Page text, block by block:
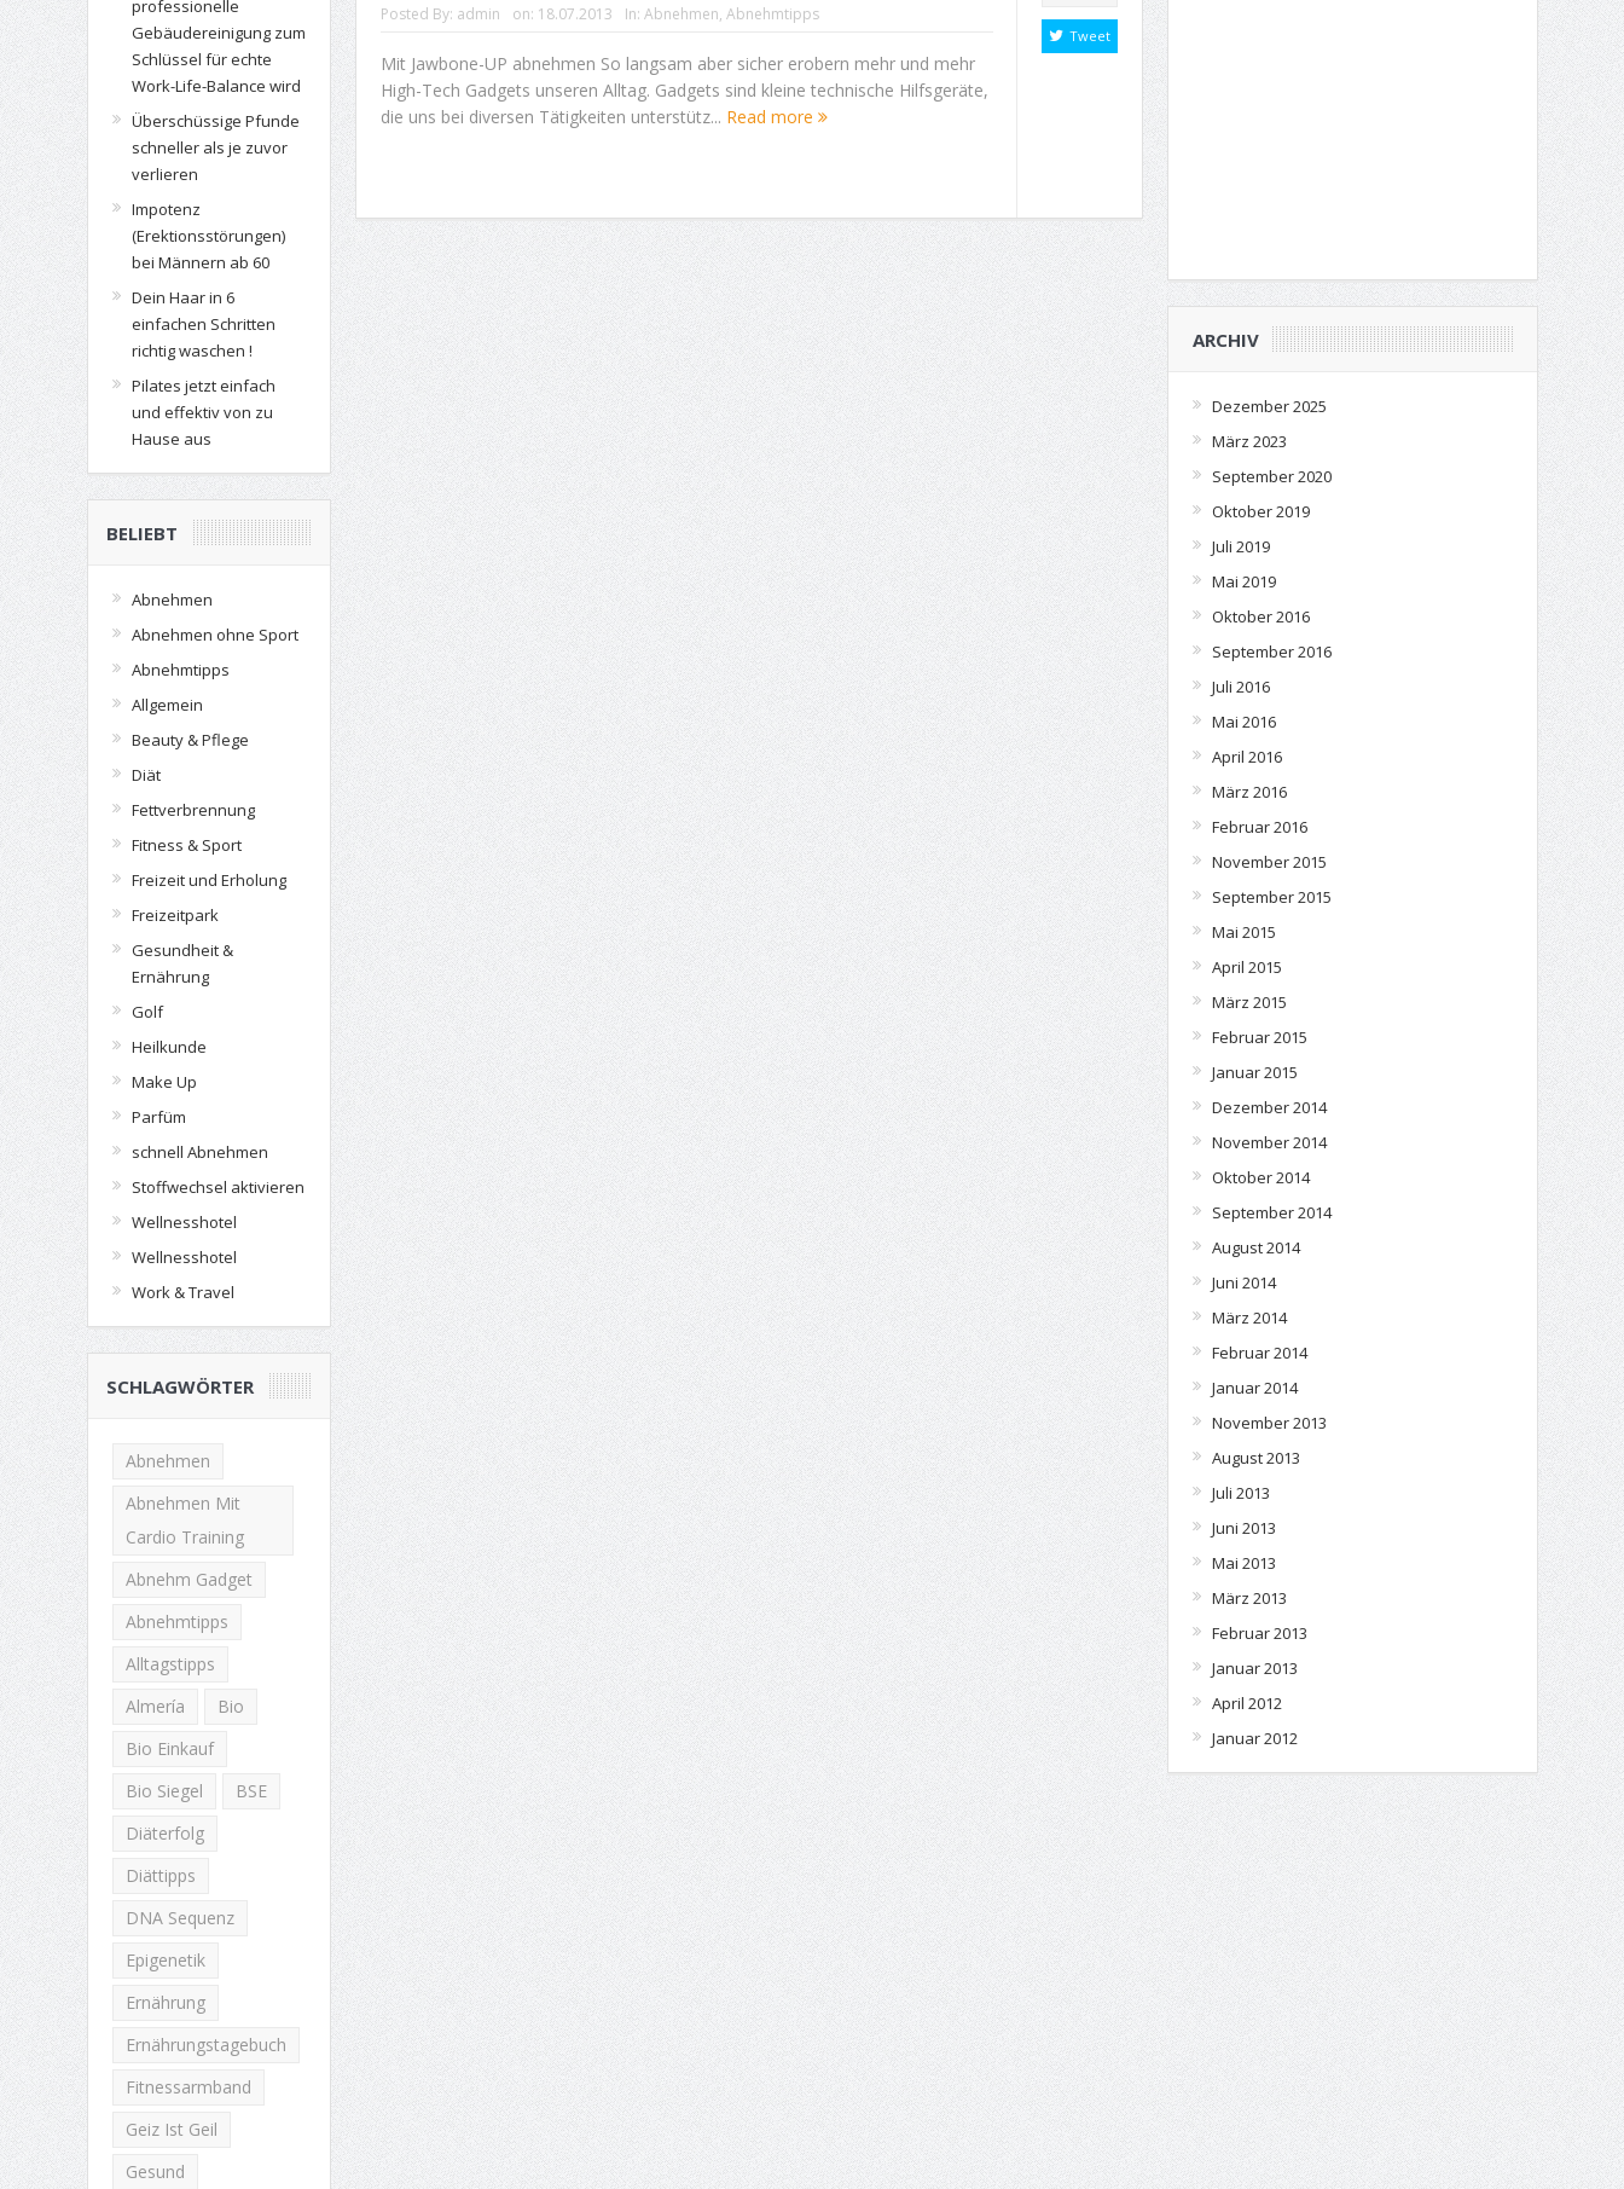
Posted By: admin on: 18.07.2013 In: Abnehmen, Abnehmtipps
Mit Jawbone-UP abnehmen So langsam aber sicher erobern mehr und mehr
High-Tech Gadgets unseren Alltag. Gadgets sind kleine technische Hilfsgeräte,
die uns bei diversen Tätigkeiten unterstütz... Read more
Tweet
professionelle
Gebäudereinigung zum
Schlüssel für echte
Work-Life-Balance wird
Überschüssige Pfunde
schneller als je zuvor
verlieren
Impotenz
(Erektionsstörungen)
bei Männern ab 60
Dein Haar in 6
einfachen Schritten
richtig waschen !
Pilates jetzt einfach
und effektiv von zu
Hause aus
BELIEBT
Abnehmen
Abnehmen ohne Sport
Abnehmtipps
Allgemein
Beauty & Pflege
Diät
Fettverbrennung
Fitness & Sport
Freizeit und Erholung
Freizeitpark
Gesundheit &
Ernährung
Golf
Heilkunde
Make Up
Parfüm
schnell Abnehmen
Stoffwechsel aktivieren
Wellnesshotel
Wellnesshotel
Work & Travel
SCHLAGWÖRTER
Abnehmen
Abnehmen Mit
Cardio Training
Abnehm Gadget
Abnehmtipps
Alltagstipps
Almería
Bio
Bio Einkauf
Bio Siegel
BSE
Diäterfolg
Diättipps
DNA Sequenz
Epigenetik
Ernährung
Ernährungstagebuch
Fitnessarmband
Geiz Ist Geil
Gesund
ARCHIV
Dezember 2025
März 2023
September 2020
Oktober 2019
Juli 2019
Mai 2019
Oktober 2016
September 2016
Juli 2016
Mai 2016
April 2016
März 2016
Februar 2016
November 2015
September 2015
Mai 2015
April 2015
März 2015
Februar 2015
Januar 2015
Dezember 2014
November 2014
Oktober 2014
September 2014
August 2014
Juni 2014
März 2014
Februar 2014
Januar 2014
November 2013
August 2013
Juli 2013
Juni 2013
Mai 2013
März 2013
Februar 2013
Januar 2013
April 2012
Januar 2012